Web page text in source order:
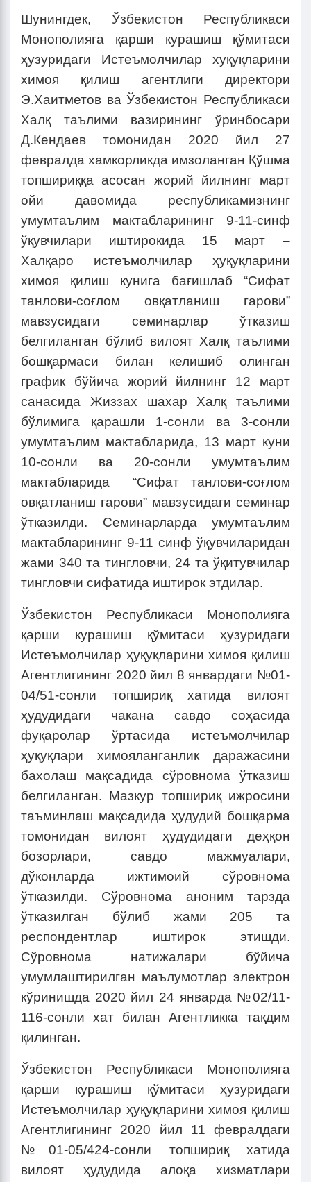
Шунингдек, Ўзбекистон Республикаси
Монополияга қарши курашиш қўмитаси
ҳузуридаги Истеъмолчилар хуқуқларини
химоя қилиш агентлиги директори
Э.Хаитметов ва Ўзбекистон Республикаси
Халқ таълими вазирининг ўринбосари
Д.Кендаев томонидан 2020 йил 27
февралда хамкорликда имзоланган Қўшма
топшириққа асосан жорий йилнинг март
ойи давомида республикамизнинг
умумтаълим мактабларининг 9-11-синф
ўқувчилари иштирокида 15 март –
Халқаро истеъмолчилар ҳуқуқларини
химоя қилиш кунига бағишлаб “Сифат
танлови-соғлом овқатланиш гарови”
мавзусидаги семинарлар ўтказиш
белгиланган бўлиб вилоят Халқ таълими
бошқармаси билан келишиб олинган
график бўйича жорий йилнинг 12 март
санасида Жиззах шахар Халқ таълими
бўлимига қарашли 1-сонли ва 3-сонли
умумтаълим мактабларида, 13 март куни
10-сонли ва 20-сонли умумтаълим
мактабларида “Сифат танлови-соғлом
овқатланиш гарови” мавзусидаги семинар
ўтказилди. Семинарларда умумтаълим
мактабларининг 9-11 синф ўқувчиларидан
жами 340 та тингловчи, 24 та ўқитувчилар
тингловчи сифатида иштирок этдилар.
Ўзбекистон Республикаси Монополияга
қарши курашиш қўмитаси ҳузуридаги
Истеъмолчилар ҳуқуқларини химоя қилиш
Агентлигининг 2020 йил 8 январдаги №01-
04/51-сонли топшириқ хатида вилоят
ҳудудидаги чакана савдо соҳасида
фуқаролар ўртасида истеъмолчилар
ҳуқуқлари химояланганлик даражасини
бахолаш мақсадида сўровнома ўтказиш
белгиланган. Мазкур топшириқ ижросини
таъминлаш мақсадида ҳудудий бошқарма
томонидан вилоят ҳудудидаги деҳқон
бозорлари, савдо мажмуалари,
дўконларда ижтимоий сўровнома
ўтказилди. Сўровнома аноним тарзда
ўтказилган бўлиб жами 205 та
респондентлар иштирок этишди.
Сўровнома натижалари бўйича
умумлаштирилган маълумотлар электрон
кўринишда 2020 йил 24 январда №02/11-
116-сонли хат билан Агентликка тақдим
қилинган.
Ўзбекистон Республикаси Монополияга
қарши курашиш қўмитаси ҳузуридаги
Истеъмолчилар ҳуқуқларини химоя қилиш
Агентлигининг 2020 йил 11 февралдаги
№01-05/424-сонли топшириқ хатида
вилоят ҳудудида алоқа хизматлари